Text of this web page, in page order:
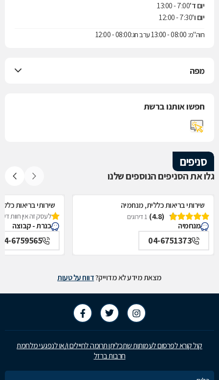
יום ד'7:00 - 13:00
יום ו'7:30 - 12:00
חוה"מ: 08:00 - 13:00 ערב חג:08:00 - 12:00
מפה
חפשו אותנו ברשת
סניפים
גלו את הסניפים הנוספים שלנו
שירותי בריאות כללית, מנחמיה
(4.8)
1 דירוגים
מנחמיה
04-6751373
שירותי בריאות
לעסק זה אין חוות
כנרת - קבוצה
6759565
מצאת מידע לא מדוייק?דווח על טעות
קול קורא לפרסום לעמותות שתכליתן תרומה לחיילים ו/או לנפגעי מלחמת
חרבות ברזל